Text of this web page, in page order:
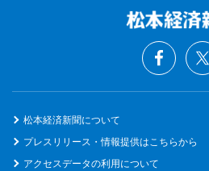
松本経済新聞について
プレスリリース・情報提供はこちらから
アクセスデータの利用について